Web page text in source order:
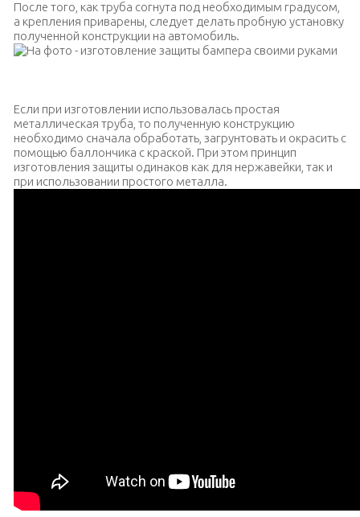
После того, как труба согнута под необходимым градусом,
а крепления приварены, следует делать пробную установку
полученной конструкции на автомобиль.
Если при изготовлении использовалась простая
металлическая труба, то полученную конструкцию
необходимо сначала обработать, загрунтовать и окрасить с
помощью баллончика с краской. При этом принцип
изготовления защиты одинаков как для нержавейки, так и
при использовании простого металла.